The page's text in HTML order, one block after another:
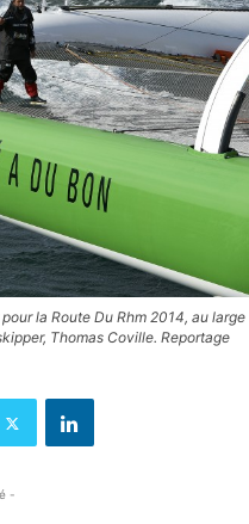
la Route Du Rhm 2014, au large
Thomas Coville. Reportage
-